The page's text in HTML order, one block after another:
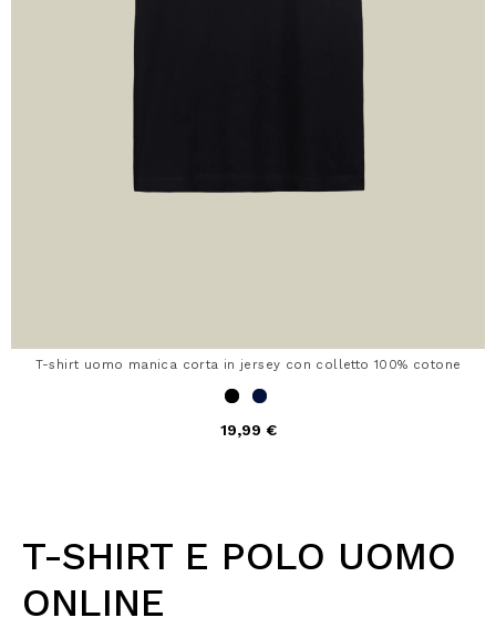
T-shirt uomo manica corta in jersey con colletto 100% cotone
19,99 €
T-SHIRT E POLO UOMO
ONLINE